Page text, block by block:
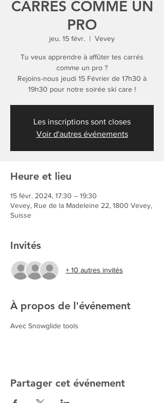
CARRES COMME UN
PRO
jeu. 15 févr.
  |
Vevey
Tu veux apprendre à affûter tes carrés
comme un pro ?
Rejoins-nous jeudi 15 Février de 17h30 à
19h30 pour notre soirée ski care !
Les inscriptions sont closes
Voir d'autres événements
Heure et lieu
15 févr. 2024, 17:30 – 19:30
Vevey, Rue de la Madeleine 22, 1800 Vevey,
Suisse
Invités
+ 10 autres invités
À propos de l'événement
Avec Snowglide tools
Partager cet événement